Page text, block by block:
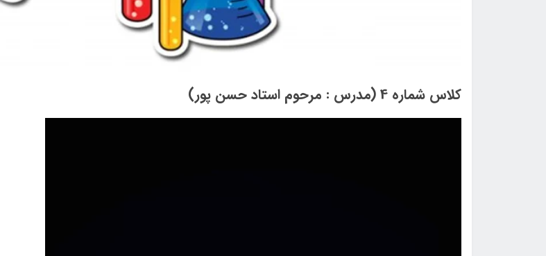
کلاس شماره 4 (مدرس : مرحوم استاد حسن پور)